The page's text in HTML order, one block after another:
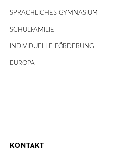
SPRACHLICHES GYMNASIUM
SCHULFAMILIE
INDIVIDUELLE FÖRDERUNG
EUROPA
KONTAKT